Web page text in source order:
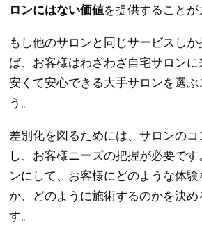
ロンにはない価値を提供することが
もし他のサロンと同じサービスし
ば、お客様はわざわざ自宅サロンに
安くて安心できる大手サロンを選ぶ
う。
差別化を図るためには、サロンの
し、お客様ニーズの把握が必要で
ンにして、お客様にどのような体
か、どのように施術するのかを決
す。